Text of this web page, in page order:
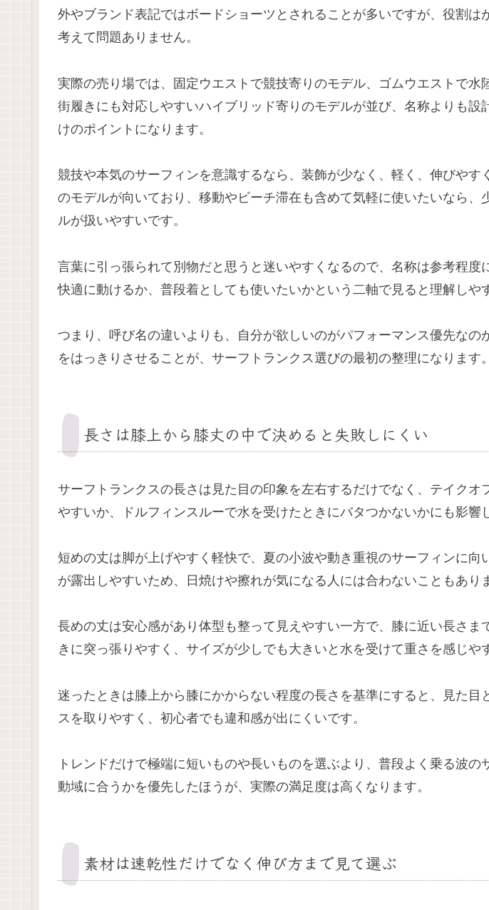
外やブランド表記ではボードショーツとされることが多いですが、役割は
考えて問題ありません。
実際の売り場では、固定ウエストで競技寄りのモデル、ゴムウエストで水
街履きにも対応しやすいハイブリッド寄りのモデルが並び、名称よりも設
けのポイントになります。
競技や本気のサーフィンを意識するなら、装飾が少なく、軽く、伸びやす
のモデルが向いており、移動やビーチ滞在も含めて気軽に使いたいなら、
ルが扱いやすいです。
言葉に引っ張られて別物だと思うと迷いやすくなるので、名称は参考程度
快適に動けるか、普段着としても使いたいかという二軸で見ると理解しや
つまり、呼び名の違いよりも、自分が欲しいのがパフォーマンス優先なの
をはっきりさせることが、サーフトランクス選びの最初の整理になります。
長さは膝上から膝丈の中で決めると失敗しにくい
サーフトランクスの長さは見た目の印象を左右するだけでなく、テイクオ
やすいか、ドルフィンスルーで水を受けたときにバタつかないかにも影響
短めの丈は脚が上げやすく軽快で、夏の小波や動き重視のサーフィンに向
が露出しやすいため、日焼けや擦れが気になる人には合わないこともあり
長めの丈は安心感があり体型も整って見えやすい一方で、膝に近い長さま
きに突っ張りやすく、サイズが少しでも大きいと水を受けて重さを感じや
迷ったときは膝上から膝にかからない程度の長さを基準にすると、見た目
スを取りやすく、初心者でも違和感が出にくいです。
トレンドだけで極端に短いものや長いものを選ぶより、普段よく乗る波の
動域に合うかを優先したほうが、実際の満足度は高くなります。
素材は速乾性だけでなく伸び方まで見て選ぶ